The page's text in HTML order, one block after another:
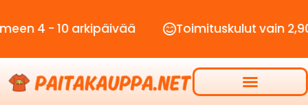
- 10 arkipäivää Toimituskulut vain 2,90€